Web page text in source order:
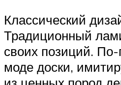
Классический
Традиционный
своих позиций.
моде доски,